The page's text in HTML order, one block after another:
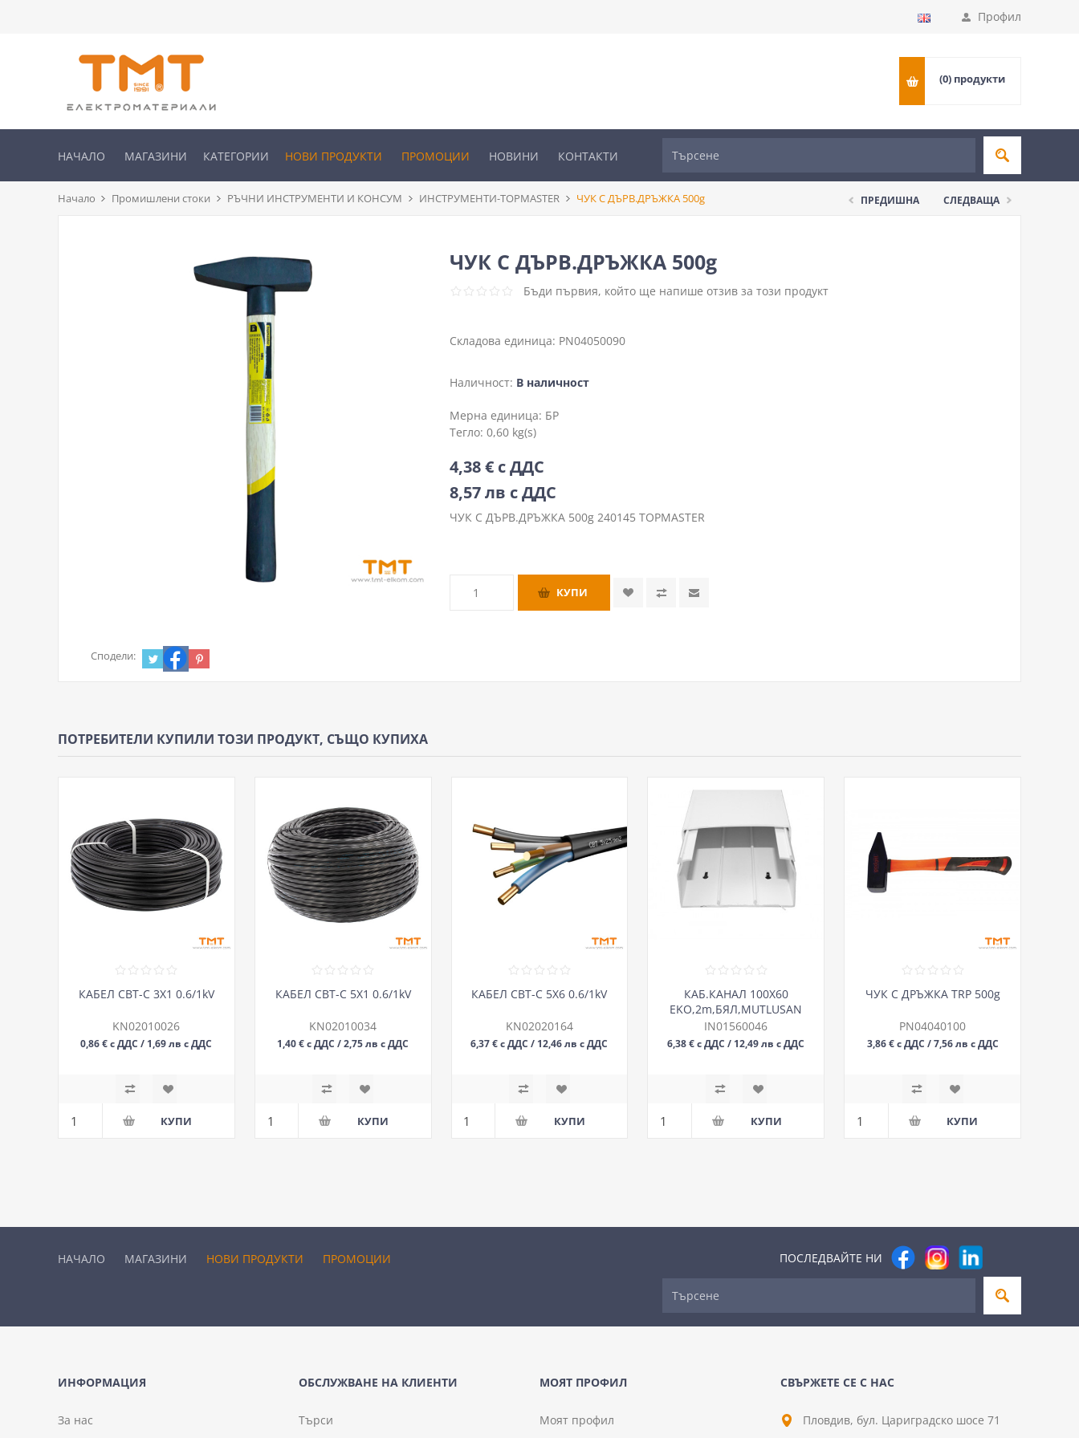
Профил
(0) продукти
НАЧАЛО МАГАЗИНИ КАТЕГОРИИ НОВИ ПРОДУКТИ ПРОМОЦИИ НОВИНИ КОНТАКТИ
Начало Промишлени стоки РЪЧНИ ИНСТРУМЕНТИ И КОНСУМ ИНСТРУМЕНТИ-TOPMASTER ЧУК С ДЪРВ.ДРЪЖКА 500g ПРЕДИШНА СЛЕДВАЩА
ЧУК С ДЪРВ.ДРЪЖКА 500g
Бъди първия, който ще напише отзив за този продукт
Складова единица: PN04050090
Наличност: В наличност
Мерна единица: БР
Тегло:0,60 kg(s)
4,38 € с ДДС
8,57 лв с ДДС
ЧУК С ДЪРВ.ДРЪЖКА 500g 240145 TOPMASTER
Сподели:
ПОТРЕБИТЕЛИ КУПИЛИ ТОЗИ ПРОДУКТ, СЪЩО КУПИХА
КАБЕЛ СВТ-С 3Х1 0.6/1kV
KN02010026
0,86 € с ДДС / 1,69 лв с ДДС
КАБЕЛ СВТ-С 5Х1 0.6/1kV
KN02010034
1,40 € с ДДС / 2,75 лв с ДДС
КАБЕЛ СВТ-С 5Х6 0.6/1kV
KN02020164
6,37 € с ДДС / 12,46 лв с ДДС
КАБ.КАНАЛ 100Х60
EKO,2m,БЯЛ,MUTLUSAN
IN01560046
6,38 € с ДДС / 12,49 лв с ДДС
ЧУК С ДРЪЖКА TRP 500g
PN04040100
3,86 € с ДДС / 7,56 лв с ДДС
ПОСЛЕДВАЙТЕ НИ
НАЧАЛО МАГАЗИНИ НОВИ ПРОДУКТИ ПРОМОЦИИ
ИНФОРМАЦИЯ
За нас
ОБСЛУЖВАНЕ НА КЛИЕНТИ
Търси
МОЯТ ПРОФИЛ
Моят профил
СВЪРЖЕТЕ СЕ С НАС
Пловдив, бул. Цариградско шосе 71